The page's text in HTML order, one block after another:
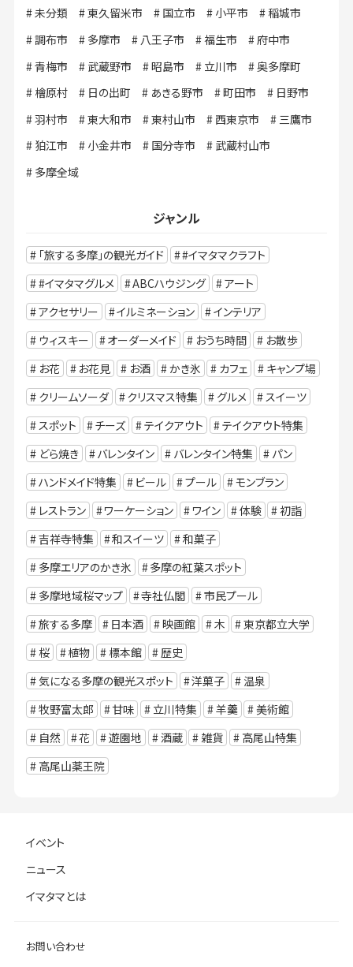
未分類 東久留米市 国立市 小平市
稲城市
調布市
多摩市 八王子市 福生市
府中市
青梅市
武蔵野市 昭島市 立川市
奥多摩町
檜原村
日の出町 あきる野市 町田市
日野市
羽村市
東大和市 東村山市 西東京市
三鷹市
狛江市
小金井市 国分寺市
武蔵村山市
多摩全域
ジャンル
「旅する多摩」の観光ガイド
#イマタマクラフト
#イマタマグルメ
ABCハウジング
アート
アクセサリー
イルミネーション
インテリア
ウィスキー
オーダーメイド おうち時間
お散歩
お花
お花見 お酒 かき氷 カフェ
キャンプ場
クリームソーダ
クリスマス特集 グルメ
スイーツ
スポット
チーズ テイクアウト
テイクアウト特集
どら焼き
バレンタイン バレンタイン特集
パン
ハンドメイド特集
ビール プール
モンブラン
レストラン
ワーケーション ワイン 体験
初詣
吉祥寺特集
和スイーツ
和菓子
多摩エリアのかき氷
多摩の紅葉スポット
多摩地域桜マップ
寺社仏閣
市民プール
旅する多摩
日本酒 映画館 木
東京都立大学
桜
植物 標本館
歴史
気になる多摩の観光スポット
洋菓子
温泉
牧野富太郎
甘味 立川特集 羊羹
美術館
自然
花 遊園地 酒蔵 雑貨
高尾山特集
高尾山薬王院
イベント
ニュース
イマタマとは
お問い合わせ